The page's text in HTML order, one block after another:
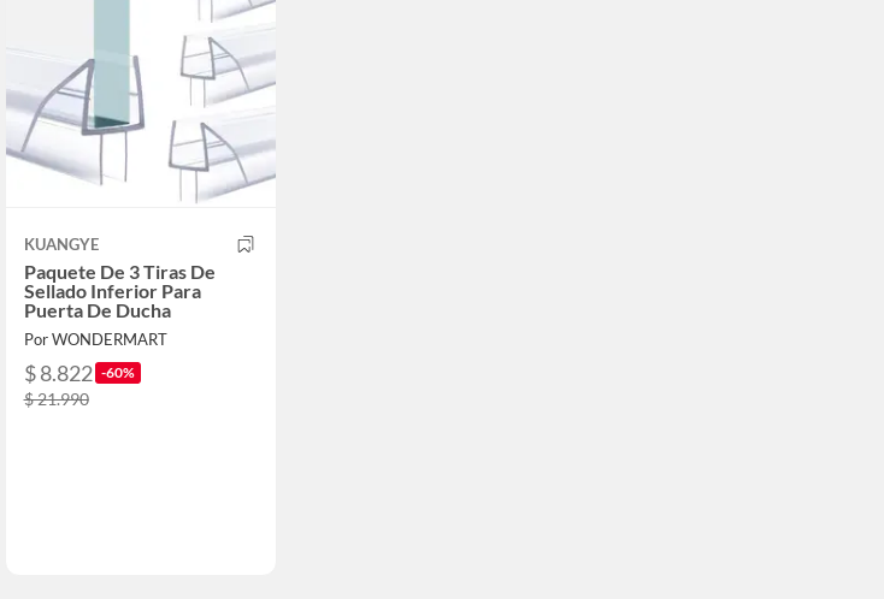
KUANGYE
Paquete De 3 Tiras De
Sellado Inferior Para
Puerta De Ducha
Por WONDERMART
$ 8.822 -60%
$ 21.990